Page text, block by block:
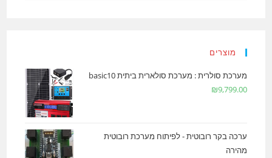
מוצרים
מערכת סולרית : מערכת סולארית ביתית basic10
₪9,799.00
ערכה בקר רובוטית - לפיתוח מערכת רובוטית
מהירה